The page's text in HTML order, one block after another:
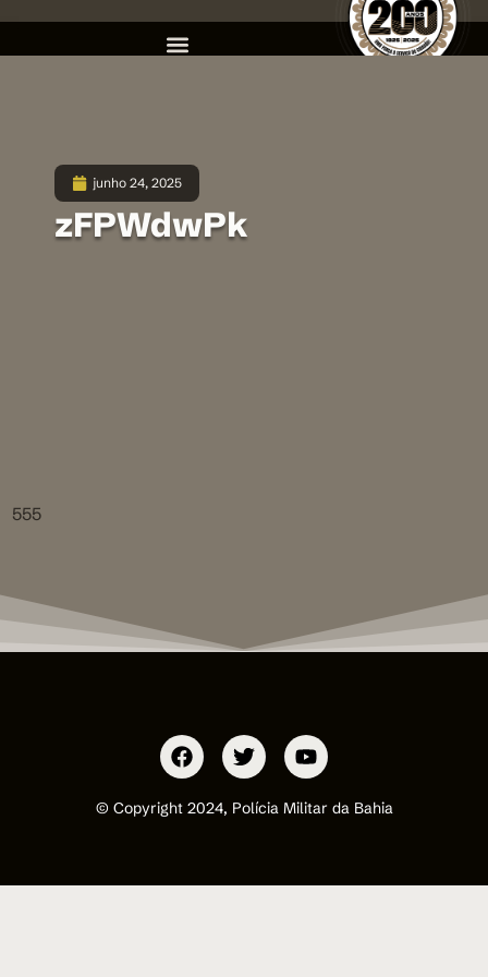
junho 24, 2025
zFPWdwPk
555
© Copyright 2024, Polícia Militar da Bahia